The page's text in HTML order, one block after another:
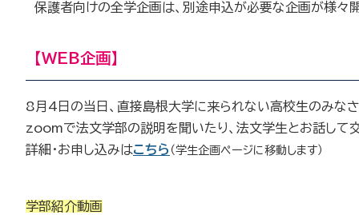
保護者向けの全学企画は、別途申込が必要な企画が様々
【WEB企画】
8月4日の当日、直接島根大学に来られない高校生のみなさ
zoomで法文学部の説明を聞いたり、法文学生とお話して
詳細・お申し込みはこちら （学生企画ページに移動します）
学部紹介動画